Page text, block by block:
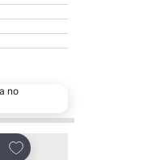
no
Adicionar aos favoritos